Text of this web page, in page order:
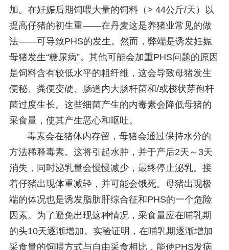
加。在妊娠后期饲喂大量的饲料（> 44公斤/天）以
提高仔猪的初生重——在丹麦这是养猪业常见的做
法——可导致PHS的发生。然而，弊端是诱发妊娠
母猪发生“糖尿病”。其他可能会加重PHS问题的原因
是饲料含有较低水平的粗纤维，这会导致母猪发生
便秘、粪便变硬、肠道内大肠杆菌和/或梭状芽孢杆
菌过度生长。这些细菌产生的内毒素会降低母猪的
采食量，使其产生恶心和呕吐。
毒素会在猪体内存留，母猪会通过保持水分的
方法稀释毒素。这将引起水肿，并于产后2天～3天
消失，同时泌乳量会慢慢减少，最终停止泌乳。接
着仔猪出现体重减轻，并可能会饿死。母猪出现极
端的体况也是诱发脂肪肝综合征和PHS的一个危险
因素。为了避免出现这种情况，采食量应在哺乳期
的头10天逐渐增加。实验证明，在哺乳期逐渐增加
采食量的饲喂方式与自由采食相比，能使PHS发病